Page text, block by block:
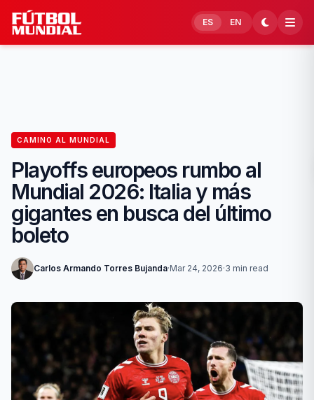
Skip to content
ES EN
CAMINO AL MUNDIAL
Playoffs europeos rumbo al
Mundial 2026: Italia y más
gigantes en busca del último
boleto
Carlos Armando Torres Bujanda·Mar 24, 2026·3 min read